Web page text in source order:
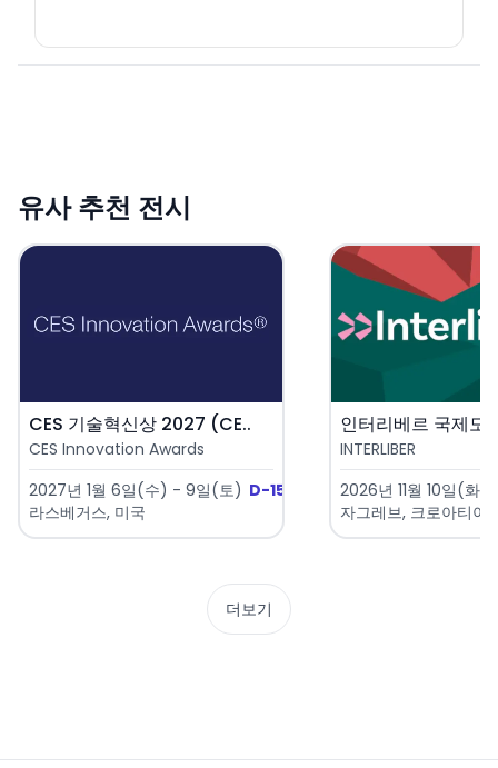
유사 추천 전시
CES 기술혁신상 2027 (CE..
CES Innovation Awards
2027년 1월 6일(수) - 9일(토) D-150
라스베거스, 미국
INTERLIBER
2026년 11월 10일(화)
자그레브, 크로아티아
더보기